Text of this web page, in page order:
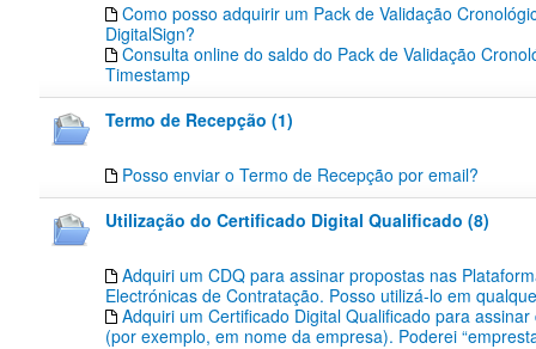
Como posso adquirir um Pack de Validação
DigitalSign?
Consulta online do saldo do Pack de Validação
Timestamp
Termo de Recepção (1)
Posso enviar o Termo de Recepção por email?
Utilização do Certificado Digital Qualificado (8)
Adquiri um CDQ para assinar propostas nas
Electrónicas de Contratação. Posso utilizá-lo em
Adquiri um Certificado Digital Qualificado para
(por exemplo, em nome da empresa). Poderei